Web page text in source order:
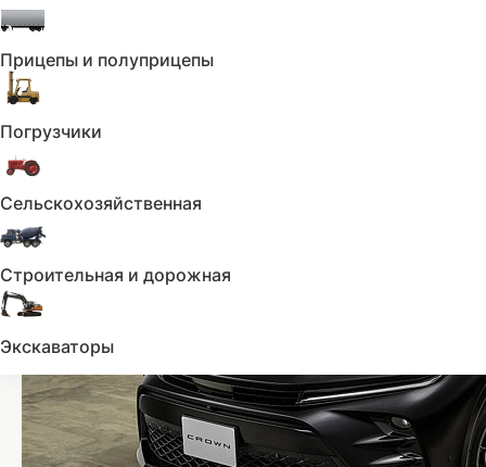
Прицепы и полуприцепы
Погрузчики
Сельскохозяйственная
Строительная и дорожная
Экскаваторы